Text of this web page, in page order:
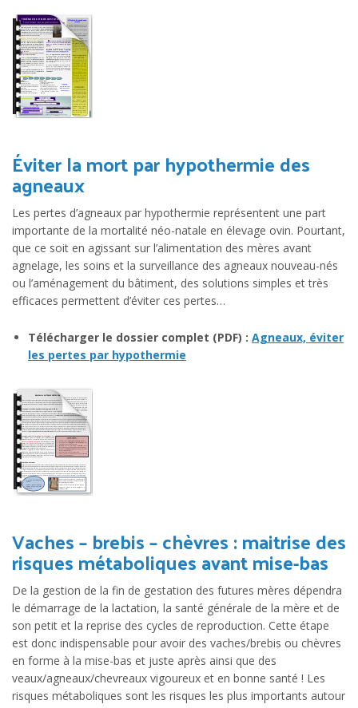
Éviter la mort par hypothermie des
agneaux
Les pertes d’agneaux par hypothermie représentent une part
importante de la mortalité néo-natale en élevage ovin. Pourtant,
que ce soit en agissant sur l’alimentation des mères avant
agnelage, les soins et la surveillance des agneaux nouveau-nés
ou l’aménagement du bâtiment, des solutions simples et très
efficaces permettent d’éviter ces pertes…
Télécharger le dossier complet (PDF) : Agneaux, éviter
les pertes par hypothermie
Vaches – brebis – chèvres : maitrise des
risques métaboliques avant mise-bas
De la gestion de la fin de gestation des futures mères dépendra
le démarrage de la lactation, la santé générale de la mère et de
son petit et la reprise des cycles de reproduction. Cette étape
est donc indispensable pour avoir des vaches/brebis ou chèvres
en forme à la mise-bas et juste après ainsi que des
veaux/agneaux/chevreaux vigoureux et en bonne santé ! Les
risques métaboliques sont les risques les plus importants autour